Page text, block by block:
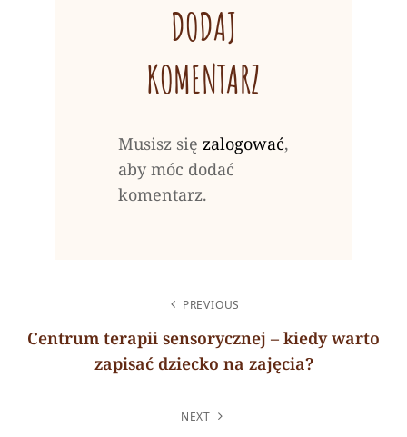
DODAJ
KOMENTARZ
Musisz się zalogować,
aby móc dodać
komentarz.
WPISU
PREVIOUS
Centrum terapii sensorycznej – kiedy warto
zapisać dziecko na zajęcia?
NEXT